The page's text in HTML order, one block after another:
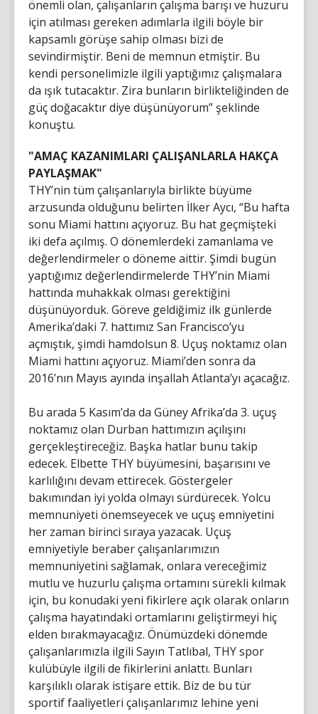
önemli olan, çalışanların çalışma barışı ve huzuru
için atılması gereken adımlarla ilgili böyle bir
kapsamlı görüşe sahip olması bizi de
sevindirmiştir. Beni de memnun etmiştir. Bu
kendi personelimizle ilgili yaptığımız çalışmalara
da ışık tutacaktır. Zira bunların birlikteliğinden de
güç doğacaktır diye düşünüyorum” şeklinde
konuştu.
"AMAÇ KAZANIMLARI ÇALIŞANLARLA HAKÇA
PAYLAŞMAK"
THY’nin tüm çalışanlarıyla birlikte büyüme
arzusunda olduğunu belirten İlker Aycı, “Bu hafta
sonu Miami hattını açıyoruz. Bu hat geçmişteki
iki defa açılmış. O dönemlerdeki zamanlama ve
değerlendirmeler o döneme aittir. Şimdi bugün
yaptığımız değerlendirmelerde THY’nin Miami
hattında muhakkak olması gerektiğini
düşünüyorduk. Göreve geldiğimiz ilk günlerde
Amerika’daki 7. hattımız San Francisco’yu
açmıştık, şimdi hamdolsun 8. Uçuş noktamız olan
Miami hattını açıyoruz. Miami’den sonra da
2016’nın Mayıs ayında inşallah Atlanta’yı açacağız.
Bu arada 5 Kasım’da da Güney Afrika’da 3. uçuş
noktamız olan Durban hattımızın açılışını
gerçekleştireceğiz. Başka hatlar bunu takip
edecek. Elbette THY büyümesini, başarısını ve
karlılığını devam ettirecek. Göstergeler
bakımından iyi yolda olmayı sürdürecek. Yolcu
memnuniyeti önemseyecek ve uçuş emniyetini
her zaman birinci sıraya yazacak. Uçuş
emniyetiyle beraber çalışanlarımızın
memnuniyetini sağlamak, onlara vereceğimiz
mutlu ve huzurlu çalışma ortamını sürekli kılmak
için, bu konudaki yeni fikirlere açık olarak onların
çalışma hayatındaki ortamlarını geliştirmeyi hiç
elden bırakmayacağız. Önümüzdeki dönemde
çalışanlarımızla ilgili Sayın Tatlıbal, THY spor
kulübüyle ilgili de fikirlerini anlattı. Bunları
karşılıklı olarak istişare ettik. Biz de bu tür
sportif faaliyetleri çalışanlarımız lehine yeni